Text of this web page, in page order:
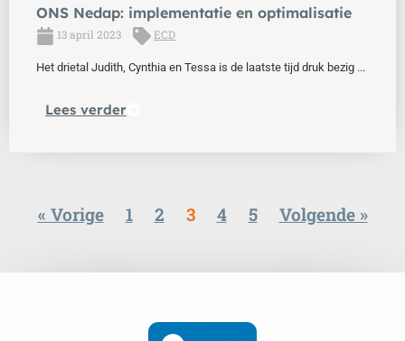
ONS Nedap: implementatie en optimalisatie
13 april 2023 ECD
Het drietal Judith, Cynthia en Tessa is de laatste tijd druk bezig ...
Lees verder
« Vorige 1 2 3 4 5 Volgende »